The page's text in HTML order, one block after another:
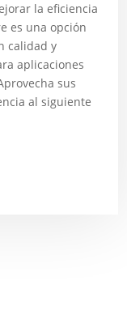
la eficiencia
es una opción
calidad y
aplicaciones
sus
al siguiente